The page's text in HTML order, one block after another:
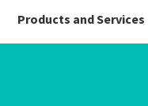
Products and Services